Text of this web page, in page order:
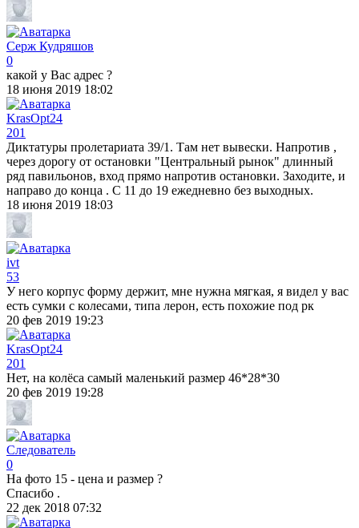
Серж Кудряшов
0
какой у Вас адрес ?
18 июня 2019 18:02
KrasOpt24
201
Диктатуры пролетариата 39/1. Там нет вывески. Напротив ,
через дорогу от остановки "Центральный рынок" длинный
ряд павильонов, вход прямо напротив остановки. Заходите, и
направо до конца . С 11 до 19 ежедневно без выходных.
18 июня 2019 18:03
ivt
53
У него корпус форму держит, мне нужна мягкая, я видел у вас
есть сумки с колесами, типа лерон, есть похожие под рк
20 фев 2019 19:23
KrasOpt24
201
Нет, на колёса самый маленький размер 46*28*30
20 фев 2019 19:28
Следователь
0
На фото 15 - цена и размер ?
Спасибо .
22 дек 2018 07:32